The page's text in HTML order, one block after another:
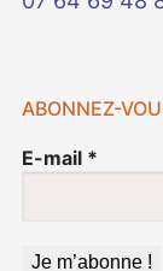
ABONNEZ-
E-mail *